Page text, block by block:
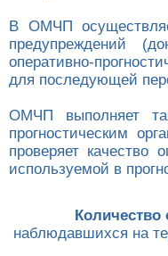
В ОМЧП
предупреждений
оперативно-
для последующей
ОМЧП выполняет
прогностическим
проверяет качество
используемой в
Количество
наблюдавшихся на